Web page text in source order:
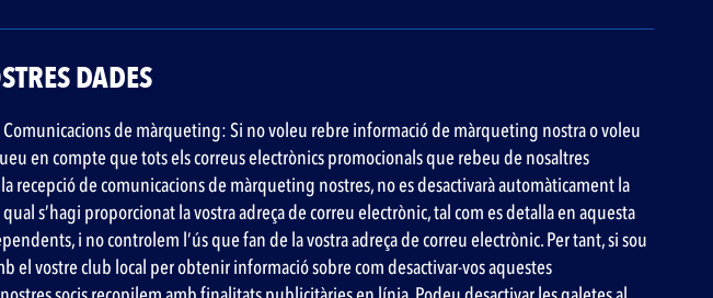
DADES
de màrqueting: Si no voleu rebre informació de màrqueting nostra o voleu
en compte que tots els correus electrònics promocionals que rebeu de nosaltres
de comunicacions de màrqueting nostres, no es desactivarà automàticament la
s’hagi proporcionat la vostra adreça de correu electrònic, tal com es detalla en aquesta
i no controlem l’ús que fan de la vostra adreça de correu electrònic. Per tant, si sou
vostre club local per obtenir informació sobre com desactivar-vos aquestes